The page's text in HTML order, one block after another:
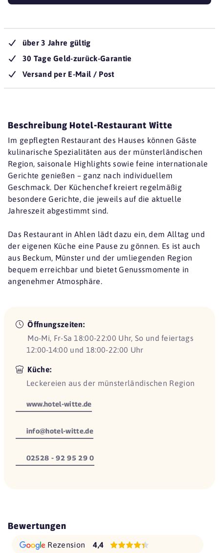
über 3 Jahre gültig
30 Tage Geld-zurück-Garantie
Versand per E-Mail / Post
Beschreibung Hotel-Restaurant Witte
Im gepflegten Restaurant des Hauses können Gäste
kulinarische Spezialitäten aus der münsterländischen
Region, saisonale Highlights sowie feine internationale
Gerichte genießen – ganz nach individuellem
Geschmack. Der Küchenchef kreiert regelmäßig
besondere Gerichte, die jeweils auf die aktuelle
Jahreszeit abgestimmt sind.
Das Restaurant in Ahlen lädt dazu ein, dem Alltag und
der eigenen Küche eine Pause zu gönnen. Es ist auch
aus Beckum, Münster und der umliegenden Region
bequem erreichbar und bietet Genussmomente in
angenehmer Atmosphäre.
Öffnungszeiten:
Mo-Mi, Fr-Sa 18:00-22:00 Uhr, So und feiertags
12:00-14:00 und 18:00-22:00 Uhr
Küche:
Leckereien aus der münsterländischen Region
www.hotel-witte.de
info@hotel-witte.de
02528 - 92 95 29 0
Bewertungen
Rezension 4,4